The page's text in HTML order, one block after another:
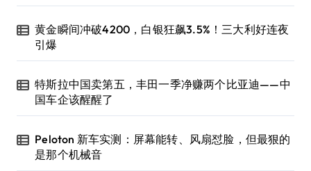
黄金瞬间冲破4200，白银狂飙3.5%！三大利好连夜
引爆
特斯拉中国卖第五，丰田一季净赚两个比亚迪——中
国车企该醒醒了
Peloton 新车实测：屏幕能转、风扇怼脸，但最狠的
是那个机械音